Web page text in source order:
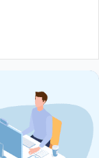
キャッチコピー、
らには企業理念に
「ブランディン
語られるケースが